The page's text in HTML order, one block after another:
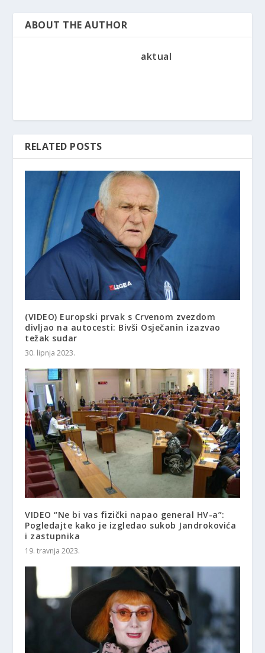
ABOUT THE AUTHOR
aktual
RELATED POSTS
(VIDEO) Europski prvak s Crvenom zvezdom
divljao na autocesti: Bivši Osječanin izazvao
težak sudar
30. lipnja 2023.
VIDEO “Ne bi vas fizički napao general HV-a”:
Pogledajte kako je izgledao sukob Jandrokovića
i zastupnika
19. travnja 2023.